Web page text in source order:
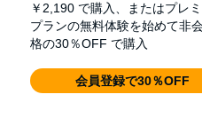
￥2,190 で購入、またはプレ
プランの無料体験を始めて非
格の30％OFF で購入
会員登録で30％OFF